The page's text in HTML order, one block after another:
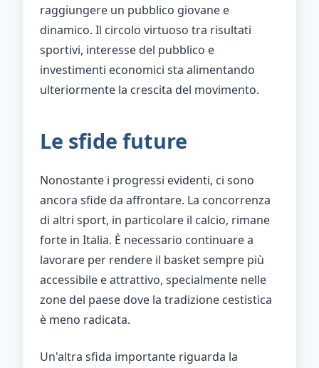
raggiungere un pubblico giovane e
dinamico. Il circolo virtuoso tra risultati
sportivi, interesse del pubblico e
investimenti economici sta alimentando
ulteriormente la crescita del movimento.
Le sfide future
Nonostante i progressi evidenti, ci sono
ancora sfide da affrontare. La concorrenza
di altri sport, in particolare il calcio, rimane
forte in Italia. È necessario continuare a
lavorare per rendere il basket sempre più
accessibile e attrattivo, specialmente nelle
zone del paese dove la tradizione cestistica
è meno radicata.
Un'altra sfida importante riguarda la